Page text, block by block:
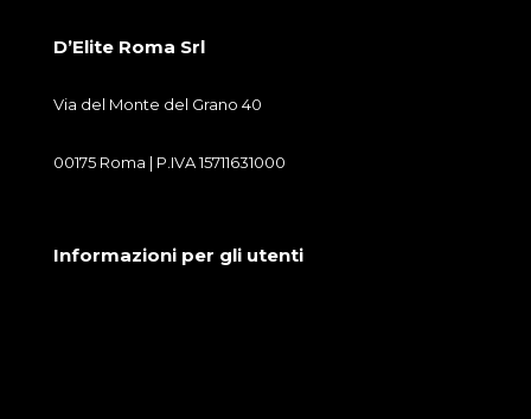
D’Elite Roma Srl
Via del Monte del Grano 40
00175 Roma | P.IVA 15711631000
Informazioni per gli utenti